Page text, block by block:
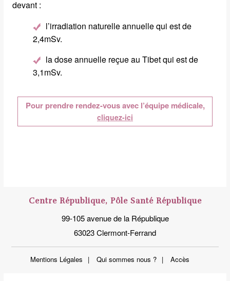
devant :
l’irradiation naturelle annuelle qui est de
2,4mSv.
la dose annuelle reçue au Tibet qui est de
3,1mSv.
Pour prendre rendez-vous avec l’équipe médicale,
cliquez-ici
Centre République, Pôle Santé République
99-105 avenue de la République
63023 Clermont-Ferrand
Mentions Légales Qui sommes nous ? Accès